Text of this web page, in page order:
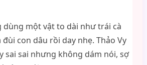
dùng một vật to dài như trái cà
con dâu rồi day nhẹ. Thảo Vy
sai sai nhưng không dám nói, sợ